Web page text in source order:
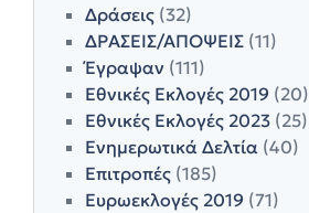
Δράσεις (32)
ΔΡΑΣΕΙΣ/ΑΠΟΨΕΙΣ (11)
Έγραψαν (111)
Εθνικές Εκλογές 2019 (20)
Εθνικές Εκλογές 2023 (25)
Ενημερωτικά Δελτία (40)
Επιτροπές (185)
Ευρωεκλογές 2019 (71)